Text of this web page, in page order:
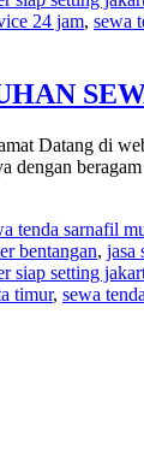
24 jam, sewa
Datang di
tenda sarnafil
bentangan, jasa
siap setting
timur, sewa